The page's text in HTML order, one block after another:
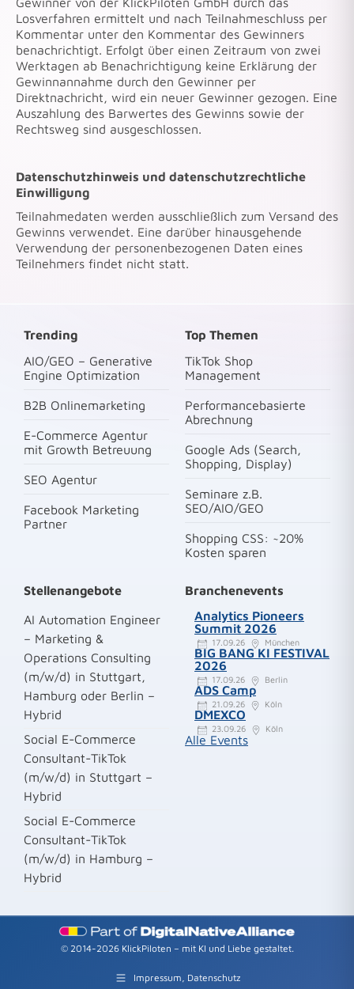
Losverfahren ermittelt und nach Teilnahmeschluss per
Kommentar unter den Kommentar des Gewinners
benachrichtigt. Erfolgt über einen Zeitraum von zwei
Werktagen ab Benachrichtigung keine Erklärung der
Gewinnannahme durch den Gewinner per
Direktnachricht, wird ein neuer Gewinner gezogen. Eine
Auszahlung des Barwertes des Gewinns sowie der
Rechtsweg sind ausgeschlossen.
Datenschutzhinweis und datenschutzrechtliche
Einwilligung
Teilnahmedaten werden ausschließlich zum Versand des
Gewinns verwendet. Eine darüber hinausgehende
Verwendung der personenbezogenen Daten eines
Teilnehmers findet nicht statt.
Trending
AIO/GEO – Generative
Engine Optimization
B2B Onlinemarketing
E-Commerce Agentur
mit Growth Betreuung
SEO Agentur
Facebook Marketing
Partner
Top Themen
TikTok Shop
Management
Performancebasierte
Abrechnung
Google Ads (Search,
Shopping, Display)
Seminare z.B.
SEO/AIO/GEO
Shopping CSS: ~20%
Kosten sparen
Stellenangebote
AI Automation Engineer
– Marketing &
Operations Consulting
(m/w/d) in Stuttgart,
Hamburg oder Berlin –
Hybrid
Social E-Commerce
Consultant-TikTok
(m/w/d) in Stuttgart –
Hybrid
Social E-Commerce
Consultant-TikTok
(m/w/d) in Hamburg –
Hybrid
Branchenevents
Analytics Pioneers
Summit 2026
17.09.26 München
BIG BANG KI FESTIVAL
2026
17.09.26 Berlin
ADS Camp
21.09.26 Köln
DMEXCO
23.09.26 Köln
Alle Events
© 2014-2026 KlickPiloten – mit KI und Liebe gestaltet.
Impressum, Datenschutz